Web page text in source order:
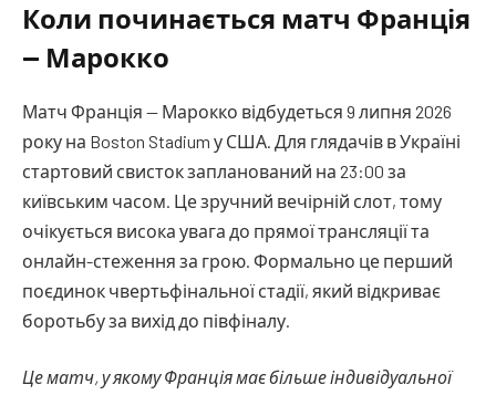
Коли починається матч Франція
— Марокко
Матч Франція — Марокко відбудеться 9 липня 2026
року на Boston Stadium у США. Для глядачів в Україні
стартовий свисток запланований на 23:00 за
київським часом. Це зручний вечірній слот, тому
очікується висока увага до прямої трансляції та
онлайн-стеження за грою. Формально це перший
поєдинок чвертьфінальної стадії, який відкриває
боротьбу за вихід до півфіналу.
Це матч, у якому Франція має більше індивідуальної